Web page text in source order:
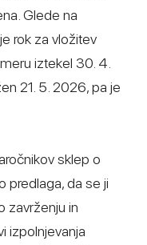
Glede na
rok za vložitev
iztekel 30. 4.
21. 5. 2026, pa je
sklep o
predlaga, da se ji
zavrženju in
izpolnjevanja